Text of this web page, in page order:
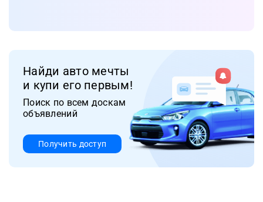
Найди авто мечты
и купи его первым!
Поиск по всем доскам
объявлений
Получить доступ